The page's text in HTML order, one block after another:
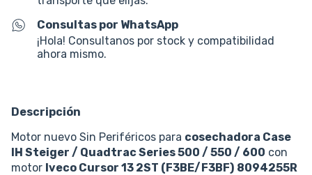
Consultas por WhatsApp
¡Hola! Consultanos por stock y compatibilidad
ahora mismo.
Descripción
Motor nuevo Sin Periféricos para cosechadora Case
IH Steiger / Quadtrac Series 500 / 550 / 600 con
motor Iveco Cursor 13 2ST (F3BE/F3BF) 8094255R